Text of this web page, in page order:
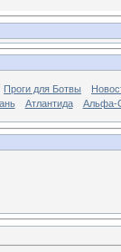
Проги для Ботвы
Атлантида Альфа-